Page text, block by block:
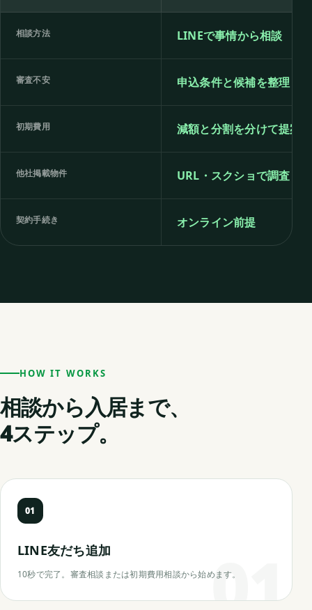
相談方法 LINEで事情から相談
審査不安 申込条件と候補を整理
初期費用 減額と分割を分けて提案
他社掲載物件 URL・スクショで調査
契約手続き オンライン前提
HOW IT WORKS
相談から入居まで、
4ステップ。
01
LINE友だち追加
10秒で完了。審査相談または初期費用相談から始めます。